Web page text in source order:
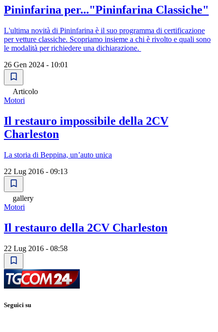
Pininfarina per..."Pininfarina Classiche"
L'ultima novità di Pininfarina è il suo programma di certificazione
per vetture classiche. Scopriamo insieme a chi è rivolto e quali sono
le modalità per richiedere una dichiarazione.
26 Gen 2024 - 10:01
Articolo
Motori
Il restauro impossibile della 2CV
Charleston
La storia di Beppina, unʼauto unica
22 Lug 2016 - 09:13
gallery
Motori
Il restauro della 2CV Charleston
22 Lug 2016 - 08:58
Seguici su